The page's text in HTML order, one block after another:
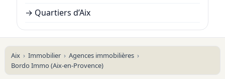
→ Quartiers d’Aix
Aix Immobilier
Agences immobilières
Bordo Immo (Aix-en-Provence)